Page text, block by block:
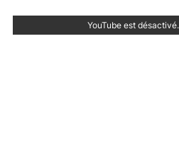
YouTube est désactivé.